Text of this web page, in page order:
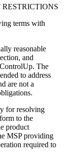
RESTRICTIONS
terms with
reasonable
and
The
to address
are not a
for resolving
to the
product
MSP providing
required to